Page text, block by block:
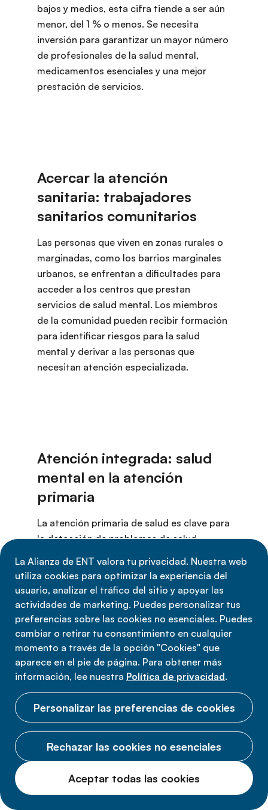
La Alianza de ENT valora tu privacidad. Nuestra web
utiliza cookies para optimizar la experiencia del
usuario, analizar el tráfico del sitio y apoyar las
actividades de marketing. Puedes personalizar tus
preferencias sobre las cookies no esenciales. Puedes
cambiar o retirar tu consentimiento en cualquier
momento a través de la opción "Cookies" que
aparece en el pie de página. Para obtener más
información, lee nuestra Política de privacidad.
Personalizar las preferencias de cookies
Rechazar las cookies no esenciales
Aceptar todas las cookies
bajos y medios, esta cifra tiende a ser aún
menor, del 1 % o menos. Se necesita
inversión para garantizar un mayor número
de profesionales de la salud mental,
medicamentos esenciales y una mejor
prestación de servicios.
Las personas que viven en zonas rurales o
marginadas, como los barrios marginales
urbanos, se enfrentan a dificultades para
acceder a los centros que prestan
servicios de salud mental. Los miembros
de la comunidad pueden recibir formación
para identificar riesgos para la salud
mental y derivar a las personas que
necesitan atención especializada.
La atención primaria de salud es clave para
la detección de problemas de salud
primera línea deben recibir formación para
identificar riesgos y problemas, y derivar a
las personas a profesionales
especializados cuando sea necesario.
El estigma es un poderoso factor
mental. Es necesario promover una mejor